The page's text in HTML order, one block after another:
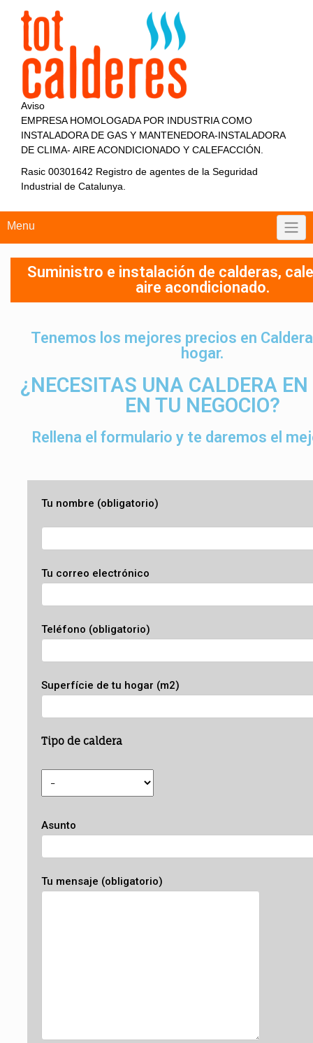
Aviso
EMPRESA HOMOLOGADA POR INDUSTRIA COMO
INSTALADORA DE GAS Y MANTENEDORA-INSTALADORA
DE CLIMA- AIRE ACONDICIONADO Y CALEFACCIÓN.
Rasic 00301642 Registro de agentes de la Seguridad
Industrial de Catalunya.
Menu
Suministro e instalación de calderas,
aire acondicionado.
Tenemos los mejores precios en
hogar.
¿NECESITAS UNA CALDERA
EN TU NEGOCIO?
Rellena el formulario y te daremos el
Tu nombre (obligatorio)
Tu correo electrónico
Teléfono (obligatorio)
Superfície de tu hogar (m2)
Tipo de caldera
Asunto
Tu mensaje (obligatorio)